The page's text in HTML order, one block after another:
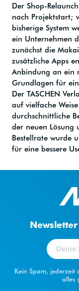
Der Shop-
nach Projektstart;
bisherige System
ein Unternehmen
zunächst die
zusätzliche Apps
Anbindung an ein
Grundlagen für
Der TASCHEN
auf vielfache
durchschnittliche
der neuen Lösung
Bestellrate wurde
für eine bessere
Kein Spam,
alles